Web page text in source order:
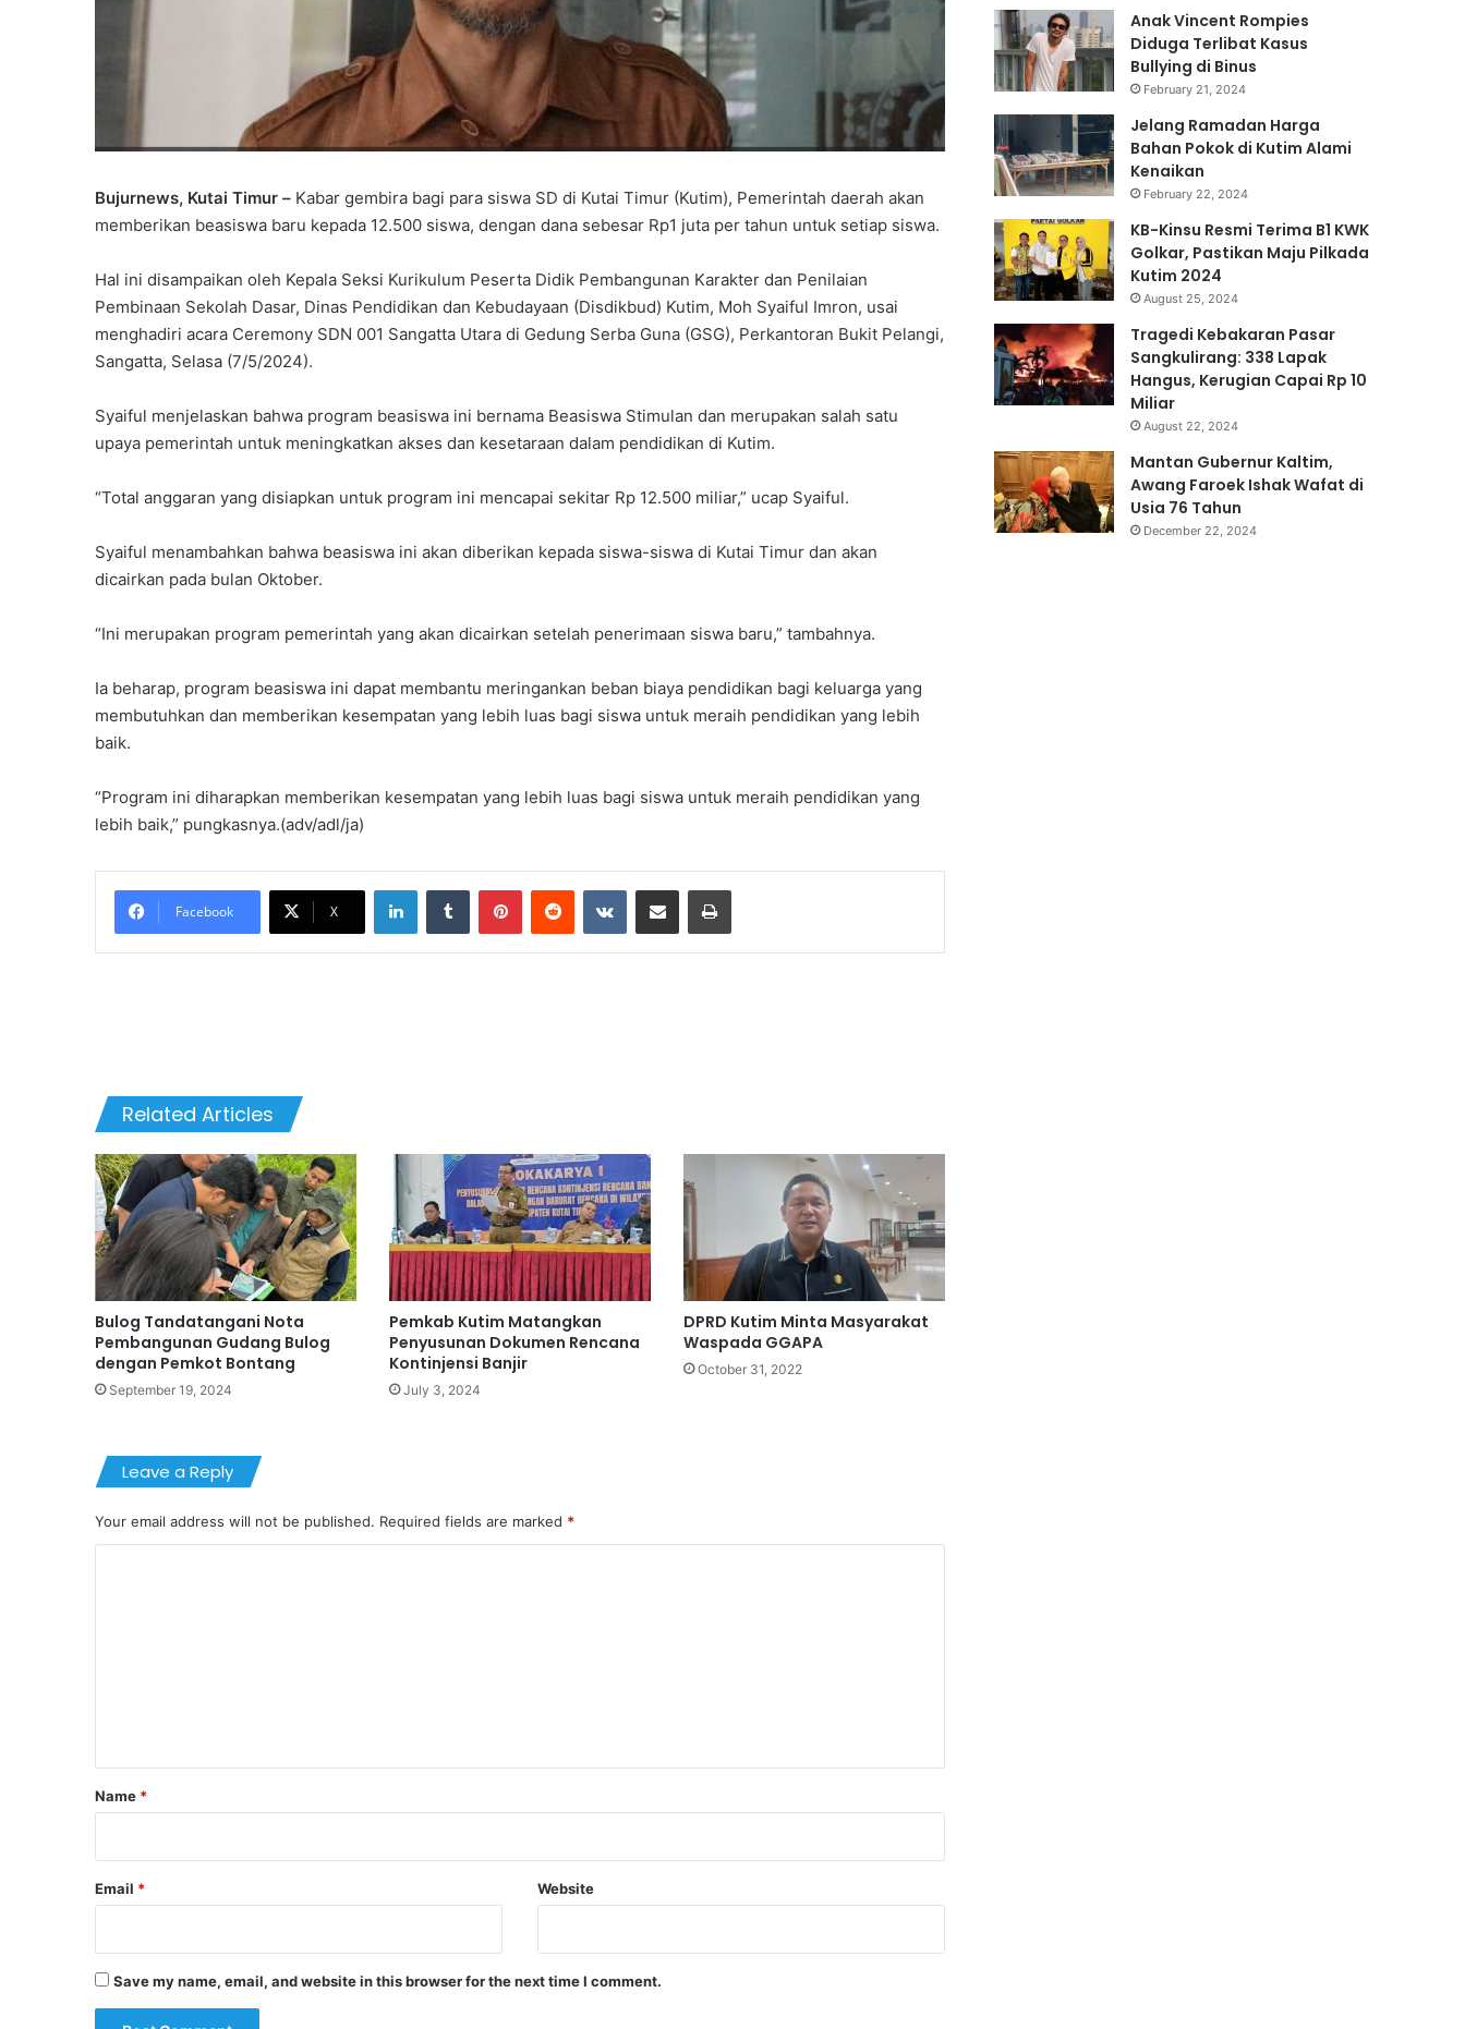
Bujurnews, Kutai Timur – Kabar gembira bagi para siswa SD di Kutai Timur (Kutim), Pemerintah daerah akan
memberikan beasiswa baru kepada 12.500 siswa, dengan dana sebesar Rp1 juta per tahun untuk setiap siswa.
Hal ini disampaikan oleh Kepala Seksi Kurikulum Peserta Didik Pembangunan Karakter dan Penilaian
Pembinaan Sekolah Dasar, Dinas Pendidikan dan Kebudayaan (Disdikbud) Kutim, Moh Syaiful Imron, usai
menghadiri acara Ceremony SDN 001 Sangatta Utara di Gedung Serba Guna (GSG), Perkantoran Bukit Pelangi,
Sangatta, Selasa (7/5/2024).
Syaiful menjelaskan bahwa program beasiswa ini bernama Beasiswa Stimulan dan merupakan salah satu
upaya pemerintah untuk meningkatkan akses dan kesetaraan dalam pendidikan di Kutim.
“Total anggaran yang disiapkan untuk program ini mencapai sekitar Rp 12.500 miliar,” ucap Syaiful.
Syaiful menambahkan bahwa beasiswa ini akan diberikan kepada siswa-siswa di Kutai Timur dan akan
dicairkan pada bulan Oktober.
“Ini merupakan program pemerintah yang akan dicairkan setelah penerimaan siswa baru,” tambahnya.
Ia beharap, program beasiswa ini dapat membantu meringankan beban biaya pendidikan bagi keluarga yang
membutuhkan dan memberikan kesempatan yang lebih luas bagi siswa untuk meraih pendidikan yang lebih
baik.
“Program ini diharapkan memberikan kesempatan yang lebih luas bagi siswa untuk meraih pendidikan yang
lebih baik,” pungkasnya.(adv/adl/ja)
Facebook X
LinkedInTumblr PinterestReddit VKontakteShare via Email Print
Related Articles
Bulog Tandatangani Nota
Pembangunan Gudang Bulog
dengan Pemkot Bontang
September 19, 2024
Pemkab Kutim Matangkan
Penyusunan Dokumen Rencana
Kontinjensi Banjir
July 3, 2024
DPRD Kutim Minta Masyarakat
Waspada GGAPA
October 31, 2022
Leave a Reply
Your email address will not be published. Required fields are marked *
*
Name *
Email * Website
Save my name, email, and website in this browser for the next time I comment.
Anak Vincent Rompies
Diduga Terlibat Kasus
Bullying di Binus
February 21, 2024
Jelang Ramadan Harga
Bahan Pokok di Kutim Alami
Kenaikan
February 22, 2024
KB-Kinsu Resmi Terima B1 KWK
Golkar, Pastikan Maju Pilkada
Kutim 2024
August 25, 2024
Tragedi Kebakaran Pasar
Sangkulirang: 338 Lapak
Hangus, Kerugian Capai Rp 10
Miliar
August 22, 2024
Mantan Gubernur Kaltim,
Awang Faroek Ishak Wafat di
Usia 76 Tahun
December 22, 2024